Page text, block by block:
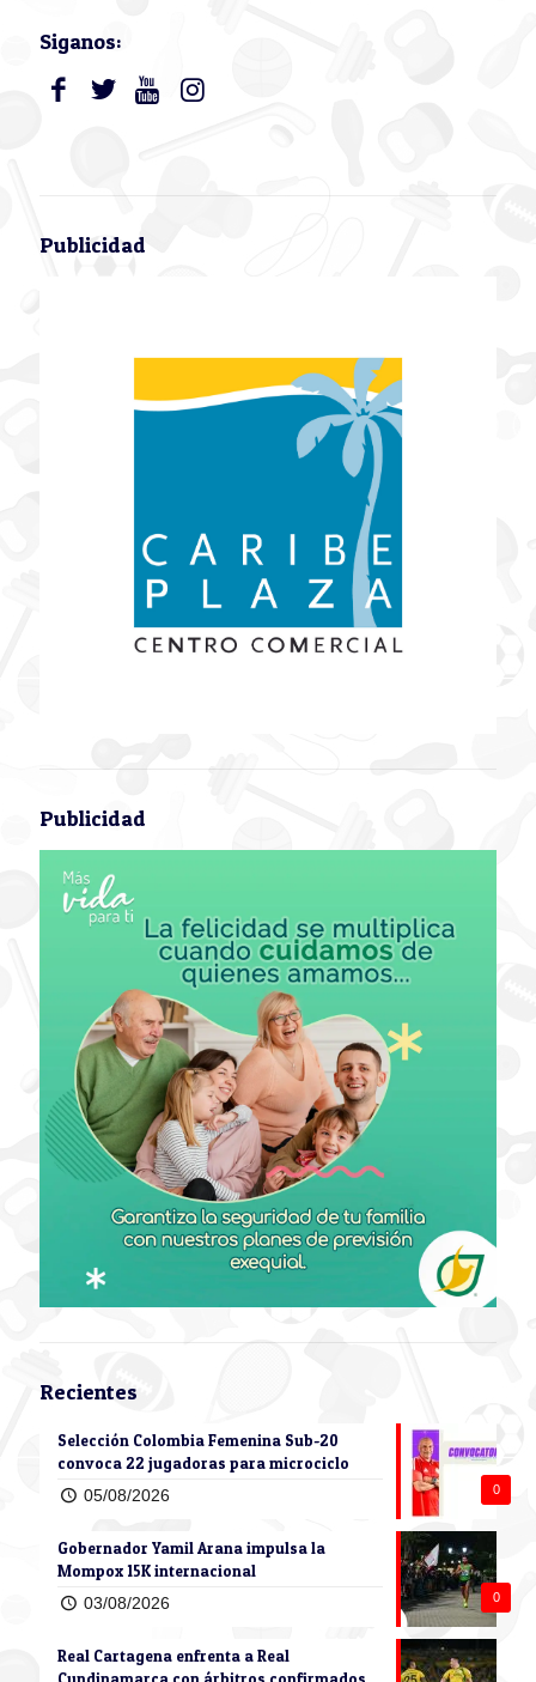
Siganos:
Publicidad
Publicidad
Recientes
0
Selección Colombia Femenina Sub-20
convoca 22 jugadoras para microciclo
05/08/2026
0
Gobernador Yamil Arana impulsa la
Mompox 15K internacional
03/08/2026
Real Cartagena enfrenta a Real
Cundinamarca con árbitros confirmados